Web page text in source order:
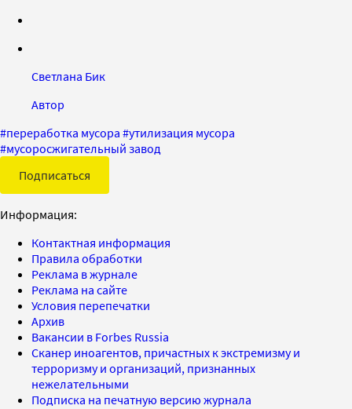
Светлана Бик
Автор
#переработка мусора #утилизация мусора
#мусоросжигательный завод
Подписаться
Информация:
Контактная информация
Правила обработки
Реклама в журнале
Реклама на сайте
Условия перепечатки
Архив
Вакансии в Forbes Russia
Сканер иноагентов, причастных к экстремизму и
терроризму и организаций, признанных
нежелательными
Подписка на печатную версию журнала